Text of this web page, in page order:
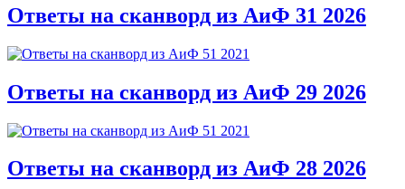
Ответы на сканворд из АиФ 31 2026
Ответы на сканворд из АиФ 29 2026
Ответы на сканворд из АиФ 28 2026